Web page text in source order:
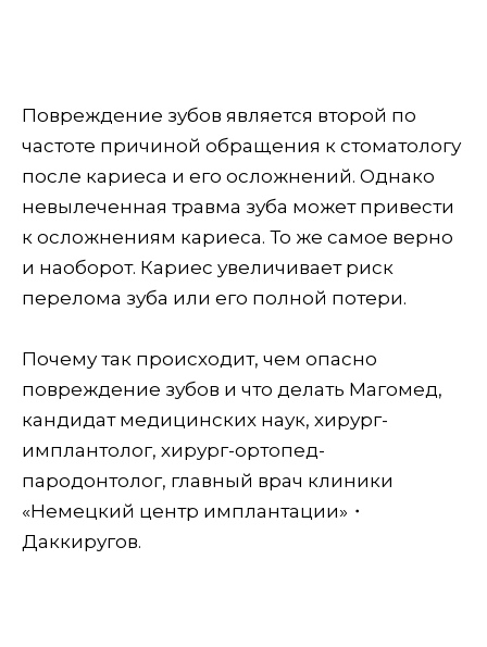
Повреждение зубов является второй по
частоте причиной обращения к стоматологу
после кариеса и его осложнений. Однако
невылеченная травма зуба может привести
к осложнениям кариеса. То же самое верно
и наоборот. Кариес увеличивает риск
перелома зуба или его полной потери.
Почему так происходит, чем опасно
повреждение зубов и что делать Магомед,
кандидат медицинских наук, хирург-
имплантолог, хирург-ортопед-
пародонтолог, главный врач клиники
«Немецкий центр имплантации»・
Даккиругов.